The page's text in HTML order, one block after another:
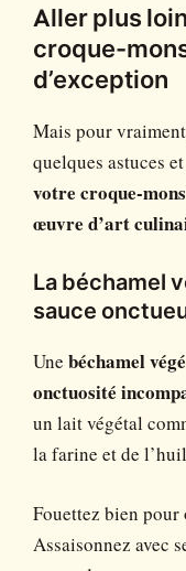
Aller plus
croque-
d’exception
Mais pour
quelques astuces
votre croque-
œuvre d’art
La béchamel
sauce
Une béchamel
onctuosité
un lait végétal
la farine et de
Fouettez bien pour
Assaisonnez avec